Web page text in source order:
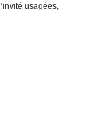
usagées